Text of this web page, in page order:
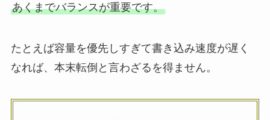
あくまでバランスが重要です。
たとえば容量を優先しすぎて書き込み速度が遅く
なれば、本末転倒と言わざるを得ません。